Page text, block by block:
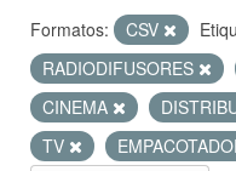
Formatos: CSV
RADIODIFUSORES
CINEMA
TV